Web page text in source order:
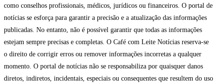
como conselhos profissionais, médicos, jurídicos ou financeiros. O portal de
notícias se esforça para garantir a precisão e a atualização das informações
publicadas. No entanto, não é possível garantir que todas as informações
estejam sempre precisas e completas. O Café com Leite Notícias reserva-se
o direito de corrigir erros ou remover informações incorretas a qualquer
momento. O portal de notícias não se responsabiliza por quaisquer danos
diretos, indiretos, incidentais, especiais ou consequentes que resultem do uso